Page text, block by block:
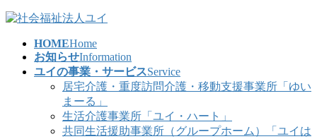
コ
ナ
HOMEHome
お知らせInformation
ユイの事業・サービスService
居宅介護・重度訪問介護・移動支援事業所「ゆい
まーる」
生活介護事業所「ユイ・ハート」
共同生活援助事業所（グループホーム）「ユイは